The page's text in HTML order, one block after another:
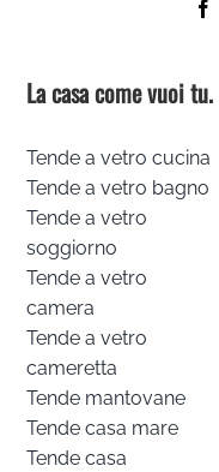
La casa come vuoi tu.
Tende a vetro cucina
Tende a vetro bagno
Tende a vetro
soggiorno
Tende a vetro
camera
Tende a vetro
cameretta
Tende mantovane
Tende casa mare
Tende casa